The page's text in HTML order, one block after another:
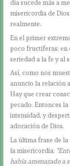
día sucede más a
misericordia de
realmente.
En el primer
poco fructíferas; en
seriedad a la fe y al
Así, como nos
anuncio la relación
Hay que crear
pecado. Entonces
intensidad, y
adoración de Dios.
La última frase de
la misericordia:
había amenazado a